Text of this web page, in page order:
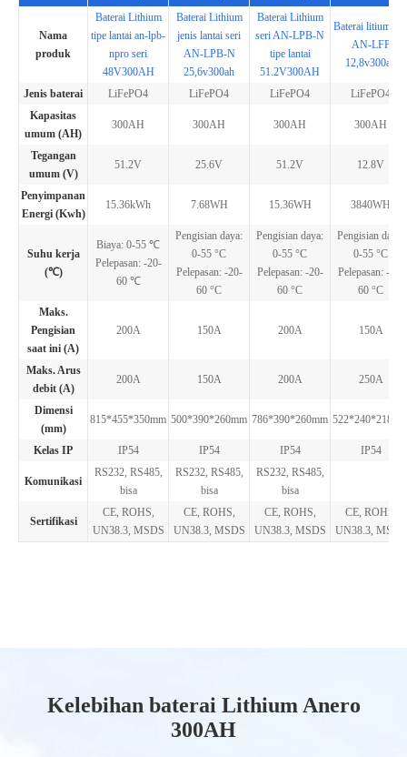
Nama
produk
Baterai Lithium
tipe lantai an-lpb-
npro seri
48V300AH
Baterai Lithium
jenis lantai seri
AN-LPB-N
25,6v300ah
Baterai Lithium
seri AN-LPB-N
tipe lantai
51.2V300AH
Baterai litium
AN-LFP
12,8v300ah
Jenis baterai LiFePO4 LiFePO4 LiFePO4
LiFePO4
Kapasitas
umum (AH)
300AH 300AH 300AH 300AH
Tegangan
umum (V)
51.2V 25.6V 51.2V 12.8V
Penyimpanan
Energi (Kwh)
15.36kWh 7.68WH 15.36WH 3840WH
Suhu kerja
(℃)
Biaya: 0-55 ℃
Pelepasan: -20-
60 ℃
Pengisian daya:
0-55 °C
Pelepasan: -20-
60 °C
Pengisian daya:
0-55 °C
Pelepasan: -20-
60 °C
Pengisian daya:
0-55 °C
Pelepasan: -20-
60 °C
Maks.
Pengisian
saat ini (A)
200A 150A 200A 150A
Maks. Arus
debit (A)
200A 150A 200A 250A
Dimensi
(mm)
815*455*350mm 500*390*260mm 786*390*260mm
Kelas IP IP54 IP54 IP54 IP54
Komunikasi
RS232, RS485,
bisa
RS232, RS485,
bisa
RS232, RS485,
bisa
Sertifikasi
CE, ROHS,
UN38.3, MSDS
CE, ROHS,
UN38.3, MSDS
CE, ROHS,
UN38.3, MSDS
CE, ROHS,
UN38.3, MSDS
Kelebihan baterai Lithium Anero
300AH